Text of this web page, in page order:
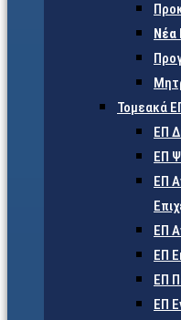
Νέα
Τομεακά
ΕΠ
ΕΠ
ΕΠ
ΕΠ
ΕΠ
ΕΠ
ΕΠ